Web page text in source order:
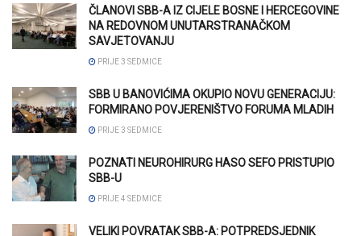
ČLANOVI SBB-A IZ CIJELE BOSNE I HERCEGOVINE
NA REDOVNOM UNUTARSTRANAČKOM
SAVJETOVANJU
PRIJE 3 SEDMICE
SBB U BANOVIĆIMA OKUPIO NOVU GENERACIJU:
FORMIRANO POVJERENIŠTVO FORUMA MLADIH
PRIJE 3 SEDMICE
POZNATI NEUROHIRURG HASO SEFO PRISTUPIO
SBB-U
PRIJE 4 SEDMICE
VELIKI POVRATAK SBB-A: POTPREDSJEDNIK